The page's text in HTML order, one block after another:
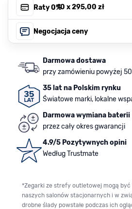
Raty 0%, 10 x295,00 zł
Negocjacja ceny
Darmowa dostawa
przy zamówieniu powyżej
35 lat na Polskim rynku
Światowe marki, lokalne
Darmowa wymiana baterii
przez cały okres gwarancji
4.9/5 Pozytywnych opini
Według Trustmate
*Zegarki ze strefy outletowej mogą być
naszych salonów stacjonarnych i w
drobne ślady powstałe podczas ich